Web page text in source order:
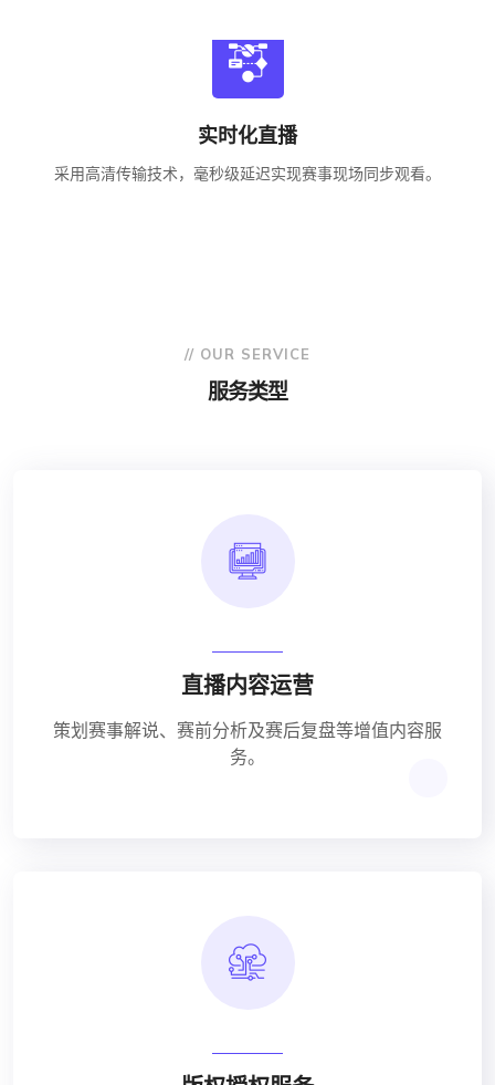
实时化直播
采用高清传输技术，毫秒级延迟实现赛事现场同步观看。
// OUR SERVICE
服务类型
直播内容运营
策划赛事解说、赛前分析及赛后复盘等增值内容服
务。